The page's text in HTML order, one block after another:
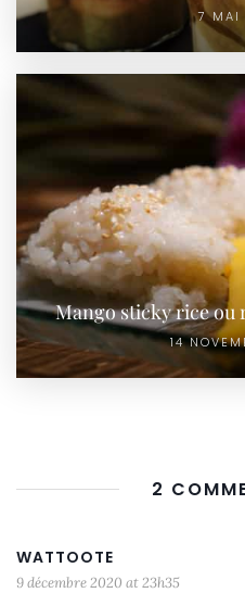
7
Mango sticky rice ou
14
2
WATTOOTE
9 décembre 2020 at 23h35